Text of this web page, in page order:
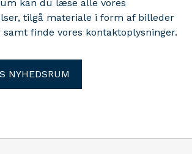
kan du læse alle vores
tilgå materiale i form af billeder
finde vores kontaktoplysninger.
NYHEDSRUM